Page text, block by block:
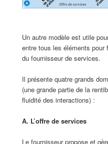
Un autre modèle est utile
entre tous les éléments pour
du fournisseur de services.
Il présente quatre grands
(une grande partie de la
fluidité des interactions) :
A. L’offre de services
Le fournisseur propose et